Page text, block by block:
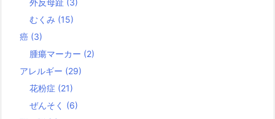
外反母趾 (3)
むくみ (15)
癌 (3)
腫瘍マーカー (2)
アレルギー (29)
花粉症 (21)
ぜんそく (6)